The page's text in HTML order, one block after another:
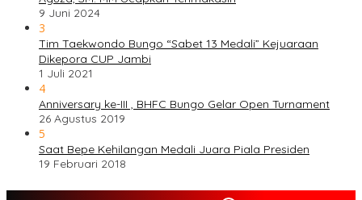
9 Juni 2024
3
Tim Taekwondo Bungo “Sabet 13 Medali” Kejuaraan
Dikepora CUP Jambi
1 Juli 2021
4
Anniversary ke-III , BHFC Bungo Gelar Open Turnament
26 Agustus 2019
5
Saat Bepe Kehilangan Medali Juara Piala Presiden
19 Februari 2018